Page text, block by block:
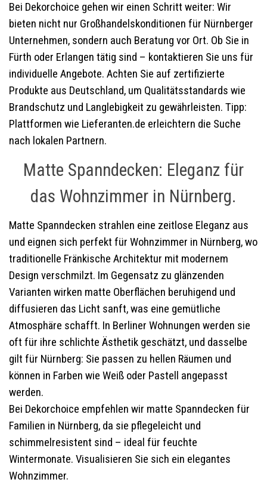
Bei Dekorchoice gehen wir einen Schritt weiter: Wir
bieten nicht nur Großhandelskonditionen für Nürnberger
Unternehmen, sondern auch Beratung vor Ort. Ob Sie in
Fürth oder Erlangen tätig sind – kontaktieren Sie uns für
individuelle Angebote. Achten Sie auf zertifizierte
Produkte aus Deutschland, um Qualitätsstandards wie
Brandschutz und Langlebigkeit zu gewährleisten. Tipp:
Plattformen wie Lieferanten.de erleichtern die Suche
nach lokalen Partnern.
Matte Spanndecken: Eleganz für
das Wohnzimmer in Nürnberg.
Matte Spanndecken strahlen eine zeitlose Eleganz aus
und eignen sich perfekt für Wohnzimmer in Nürnberg, wo
traditionelle Fränkische Architektur mit modernem
Design verschmilzt. Im Gegensatz zu glänzenden
Varianten wirken matte Oberflächen beruhigend und
diffusieren das Licht sanft, was eine gemütliche
Atmosphäre schafft. In Berliner Wohnungen werden sie
oft für ihre schlichte Ästhetik geschätzt, und dasselbe
gilt für Nürnberg: Sie passen zu hellen Räumen und
können in Farben wie Weiß oder Pastell angepasst
werden.
Bei Dekorchoice empfehlen wir matte Spanndecken für
Familien in Nürnberg, da sie pflegeleicht und
schimmelresistent sind – ideal für feuchte
Wintermonate. Visualisieren Sie sich ein elegantes
Wohnzimmer.